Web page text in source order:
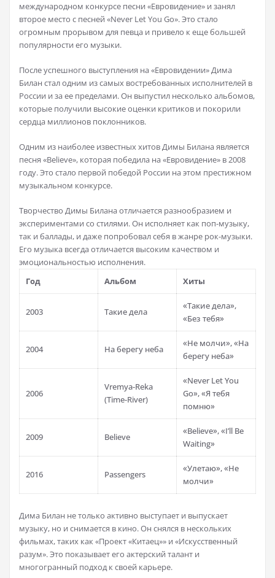
международном конкурсе песни «Евровидение» и занял
второе место с песней «Never Let You Go». Это стало
огромным прорывом для певца и привело к еще большей
популярности его музыки.
После успешного выступления на «Евровидении» Дима
Билан стал одним из самых востребованных исполнителей в
России и за ее пределами. Он выпустил несколько альбомов,
которые получили высокие оценки критиков и покорили
сердца миллионов поклонников.
Одним из наиболее известных хитов Димы Билана является
песня «Believe», которая победила на «Евровидение» в 2008
году. Это стало первой победой России на этом престижном
музыкальном конкурсе.
Творчество Димы Билана отличается разнообразием и
экспериментами со стилями. Он исполняет как поп-музыку,
так и баллады, и даже попробовал себя в жанре рок-музыки.
Его музыка всегда отличается высоким качеством и
эмоциональностью исполнения.
Год
Альбом Хиты
2003 Такие дела
«Такие дела»,
«Без тебя»
2004 На берегу неба
«Не молчи», «На
берегу неба»
2006
Vremya-Reka
(Time-River)
«Never Let You
Go», «Я тебя
помню»
2009 Believe
«Believe», «I’ll Be
Waiting»
2016 Passengers
«Улетаю», «Не
молчи»
Дима Билан не только активно выступает и выпускает
музыку, но и снимается в кино. Он снялся в нескольких
фильмах, таких как «Проект «Китаец»» и «Искусственный
разум». Это показывает его актерский талант и
многогранный подход к своей карьере.